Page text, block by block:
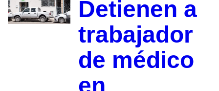
Detienen a
trabajador
de médico
en